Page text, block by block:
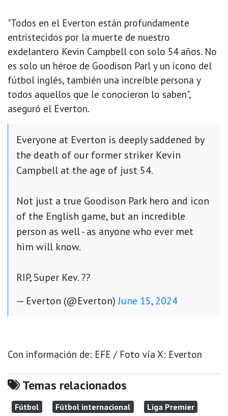
"Todos en el Everton están profundamente
entristecidos por la muerte de nuestro
exdelantero Kevin Campbell con solo 54 años. No
es solo un héroe de Goodison Parl y un icono del
fútbol inglés, también una increíble persona y
todos aquellos que le conocieron lo saben",
aseguró el Everton.
Everyone at Everton is deeply saddened by
the death of our former striker Kevin
Campbell at the age of just 54.
Not just a true Goodison Park hero and icon
of the English game, but an incredible
person as well - as anyone who ever met
him will know.
RIP, Super Kev. ??
— Everton (@Everton)June 15, 2024
Con información de: EFE / Foto vía X: Everton
Temas relacionados
Fútbol Fútbol internacional Liga Premier